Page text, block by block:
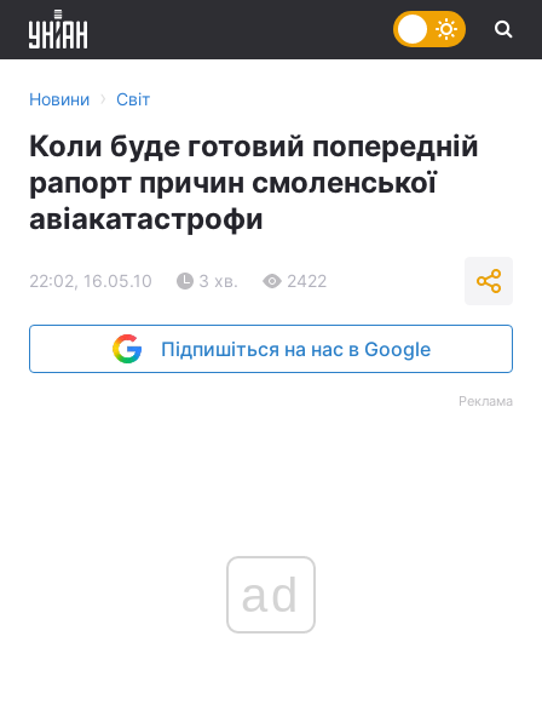
Новини › Світ
Коли буде готовий попередній
рапорт причин смоленської
авіакатастрофи
22:02, 16.05.10 3 хв. 2422
Підпишіться на нас в Google
Реклама
ad